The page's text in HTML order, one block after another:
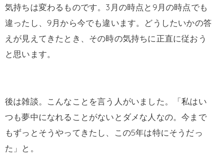
気持ちは変わるものです。3月の時点と9月の時点でも
違ったし、9月から今でも違います。どうしたいかの答
えが見えてきたとき、その時の気持ちに正直に従おう
と思います。
後は雑談。こんなことを言う人がいました。「私はい
つも夢中になれることがないとダメな人なの。今まで
もずっとそうやってきたし、この5年は特にそうだっ
た」と。